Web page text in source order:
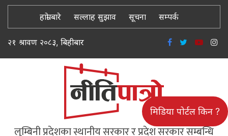
हाम्रो बारे सल्लाह सुझाव सूचना सम्पर्क
२१ श्रावण २०८३, बिहीबार
लुम्बिनी प्रदेशका स्थानीय सरकार र प्रदेश सरकार सम्बन्धि
मिडिया पोर्टल किन ?